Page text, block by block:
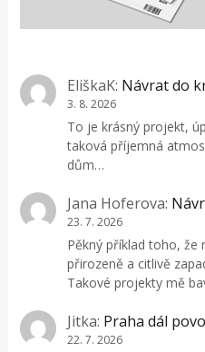
EliškaK: Návrat do
3. 8. 2026
To je krásný projekt,
taková příjemná
dům…
Jana Hoferova:
23. 7. 2026
Pěkný příklad toho,
přirozeně a citlivě
Takové projekty mě
Jitka: Praha dál
22. 7. 2026